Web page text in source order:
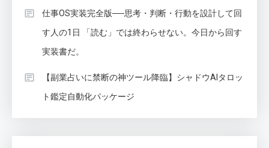
仕事OS実装完全版──思考・判断・行動を設計して回
す人の1日 「読む」では終わらせない。今日から回す
実装書だ。
【副業占いに禁断の神ツール降臨】シャドウAIタロッ
ト鑑定自動化パッケージ